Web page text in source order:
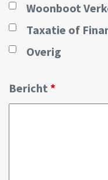
Woonboot
Taxatie of
Overig
Bericht *